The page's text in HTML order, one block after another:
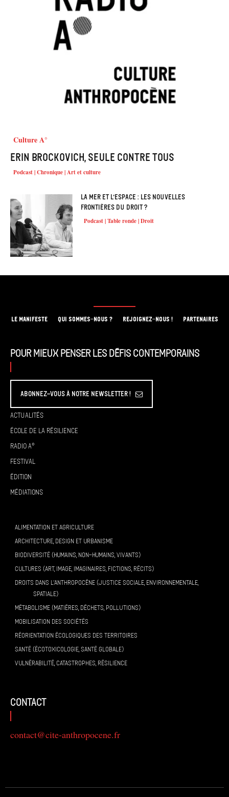
Culture A°
Erin Brockovich, seule contre tous
Podcast | Chronique | Art et culture
La mer et l’espace : les nouvelles
frontières du droit ?
Podcast | Table ronde | Droit
LE MANIFESTE QUI SOMMES-NOUS ? REJOIGNEZ-NOUS ! PARTENAIRES
Pour mieux penser les défis contemporains
Abonnez-vous à Notre Newsletter !
Actualités
École de la résilience
Radio A°
Festival
Édition
Médiations
ALIMENTATION ET AGRICULTURE
ARCHITECTURE, DESIGN ET URBANISME
BIODIVERSITÉ (HUMAINS, NON-HUMAINS, VIVANTS)
CULTURES (ART, IMAGE, IMAGINAIRES, FICTIONS, RÉCITS)
DROITS DANS L’ANTHROPOCÈNE (JUSTICE SOCIALE, ENVIRONNEMENTALE,
SPATIALE)
MÉTABOLISME (MATIÈRES, DÉCHETS, POLLUTIONS)
MOBILISATION DES SOCIÉTÉS
RÉORIENTATION ÉCOLOGIQUES DES TERRITOIRES
SANTÉ (ÉCOTOXICOLOGIE, SANTÉ GLOBALE)
VULNÉRABILITÉ, CATASTROPHES, RÉSILIENCE
contact
contact@cite-anthropocene.fr